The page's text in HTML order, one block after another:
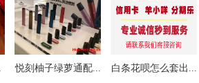
悦刻柚子绿萝通配... 白条花呗怎么套出...